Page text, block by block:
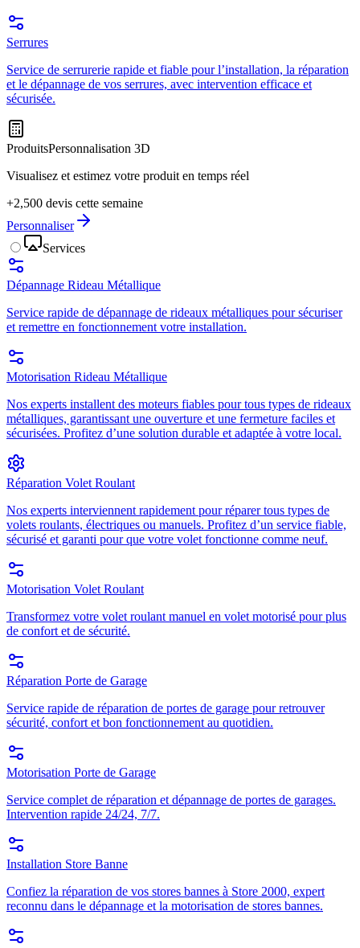
Serrures
Service de serrurerie rapide et fiable pour l’installation, la réparation
et le dépannage de vos serrures, avec intervention efficace et
sécurisée.
ProduitsPersonnalisation 3D
Visualisez et estimez votre produit en temps réel
+2,500 devis cette semaine
Personnaliser
Services
Dépannage Rideau Métallique
Service rapide de dépannage de rideaux métalliques pour sécuriser
et remettre en fonctionnement votre installation.
Motorisation Rideau Métallique
Nos experts installent des moteurs fiables pour tous types de rideaux
métalliques, garantissant une ouverture et une fermeture faciles et
sécurisées. Profitez d’une solution durable et adaptée à votre local.
Réparation Volet Roulant
Nos experts interviennent rapidement pour réparer tous types de
volets roulants, électriques ou manuels. Profitez d’un service fiable,
sécurisé et garanti pour que votre volet fonctionne comme neuf.
Motorisation Volet Roulant
Transformez votre volet roulant manuel en volet motorisé pour plus
de confort et de sécurité.
Réparation Porte de Garage
Service rapide de réparation de portes de garage pour retrouver
sécurité, confort et bon fonctionnement au quotidien.
Motorisation Porte de Garage
Service complet de réparation et dépannage de portes de garages.
Intervention rapide 24/24, 7/7.
Installation Store Banne
Confiez la réparation de vos stores bannes à Store 2000, expert
reconnu dans le dépannage et la motorisation de stores bannes.